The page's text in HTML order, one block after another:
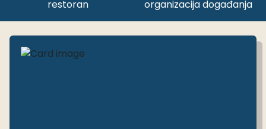
restoran organizacija događanja